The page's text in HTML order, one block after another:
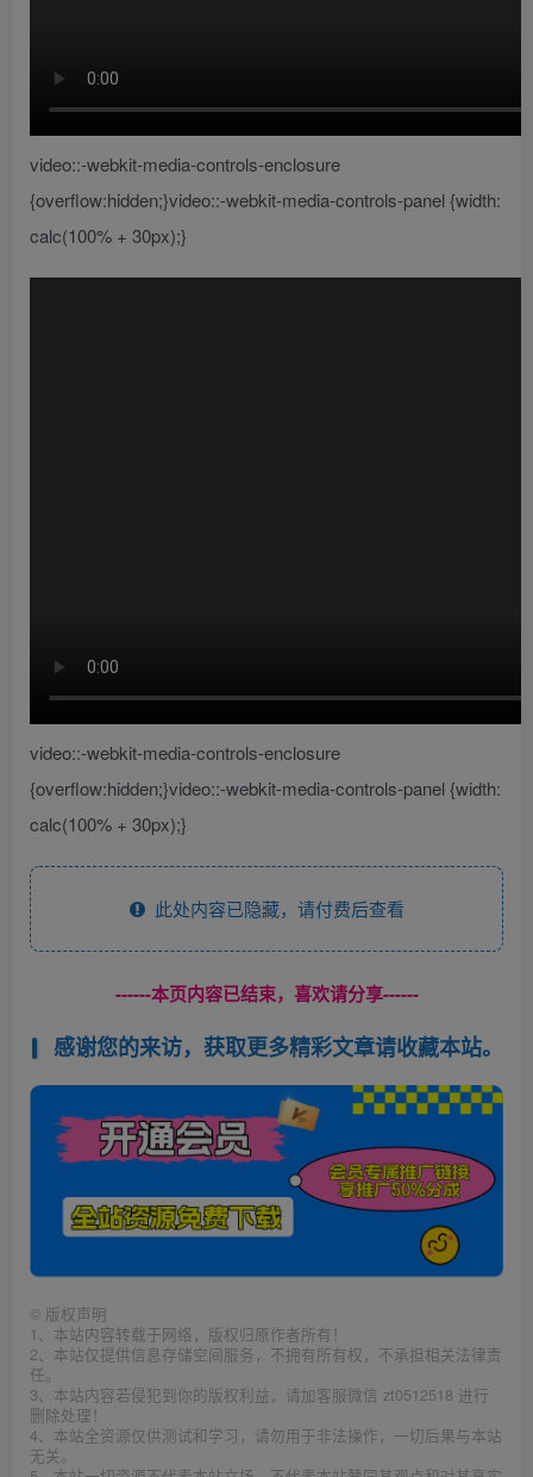
video::-webkit-media-controls-enclosure
{overflow:hidden;}video::-webkit-media-controls-panel {width:
calc(100% + 30px);}
video::-webkit-media-controls-enclosure
{overflow:hidden;}video::-webkit-media-controls-panel {width:
calc(100% + 30px);}
此处内容已隐藏，请付费后查看
------本页内容已结束，喜欢请分享------
感谢您的来访，获取更多精彩文章请收藏本站。
© 版权声明
1、本站内容转载于网络，版权归原作者所有！
2、本站仅提供信息存储空间服务，不拥有所有权，不承担相关法律责
任。
3、本站内容若侵犯到你的版权利益，请加客服微信 zt0512518 进行
删除处理！
4、本站全资源仅供测试和学习，请勿用于非法操作，一切后果与本站
无关。